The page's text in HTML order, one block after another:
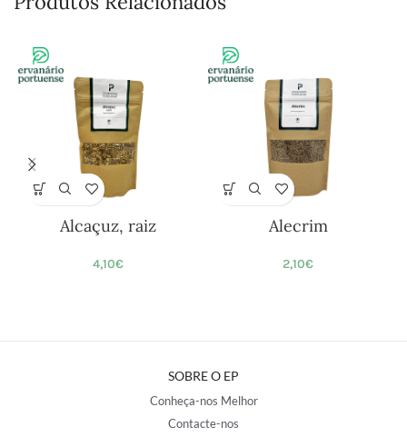
Alcaçuz, raiz
4,10€
Alecrim
2,10€
SOBRE O EP
Conheça-nos Melhor
Contacte-nos